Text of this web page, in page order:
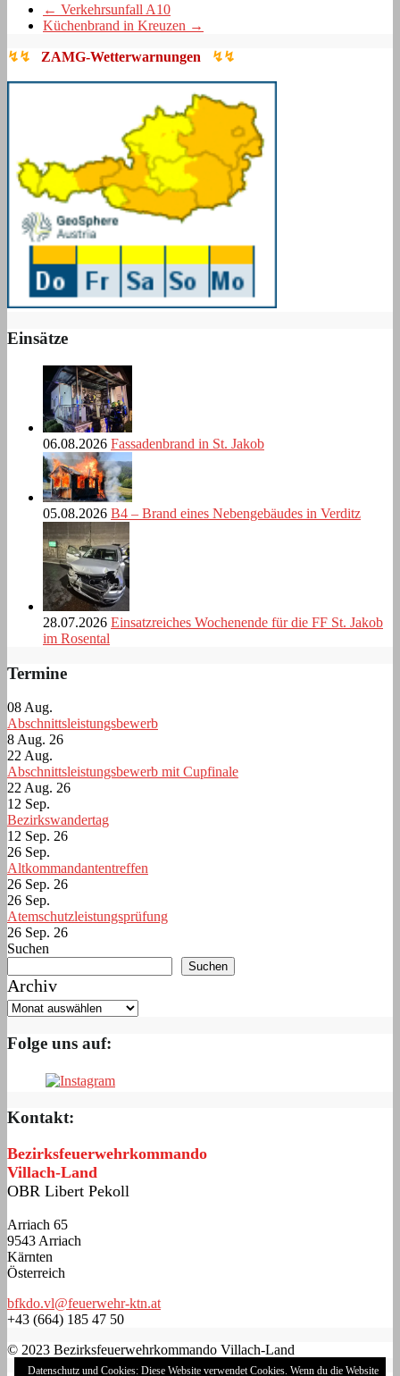
← Verkehrsunfall A10
Küchenbrand in Kreuzen →
↯↯ ZAMG-Wetterwarnungen ↯↯
Einsätze
06.08.2026 Fassadenbrand in St. Jakob
05.08.2026 B4 – Brand eines Nebengebäudes in Verditz
28.07.2026 Einsatzreiches Wochenende für die FF St. Jakob
im Rosental
Termine
08 Aug.
Abschnittsleistungsbewerb
8 Aug. 26
22 Aug.
Abschnittsleistungsbewerb mit Cupfinale
22 Aug. 26
12 Sep.
Bezirkswandertag
12 Sep. 26
26 Sep.
Altkommandantentreffen
26 Sep. 26
26 Sep.
Atemschutzleistungsprüfung
26 Sep. 26
Suchen
Suchen
Archiv
Folge uns auf:
Kontakt:
Bezirksfeuerwehrkommando
Villach-Land
OBR Libert Pekoll
Arriach 65
9543 Arriach
Kärnten
Österreich
bfkdo.vl@feuerwehr-ktn.at
+43 (664) 185 47 50
© 2023 Bezirksfeuerwehrkommando Villach-Land
Datenschutz und Cookies: Diese Website verwendet Cookies. Wenn du die Website